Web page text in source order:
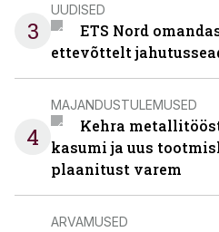
3
UUDISED
ETS Nord
ettevõttelt
4
MAJANDUSTULEMUSED
Kehra
kasumi ja uus
plaanitust varem
ARVAMUSED